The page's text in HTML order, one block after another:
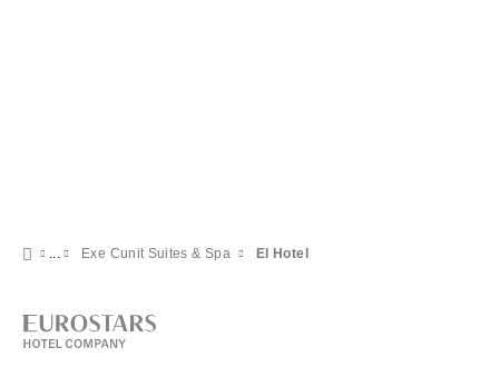
Exe Cunit Suites & Spa El Hotel